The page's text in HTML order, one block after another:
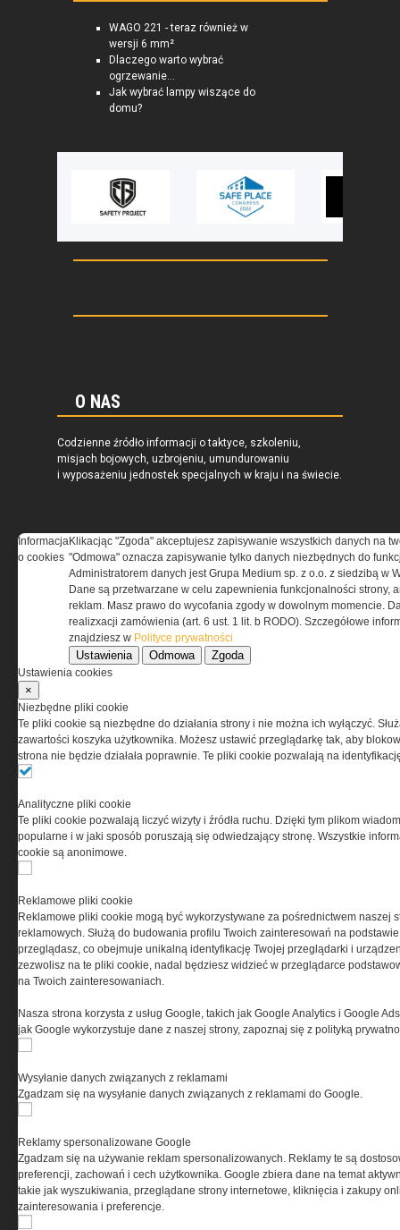
WAGO 221 - teraz również w
wersji 6 mm²
Dlaczego warto wybrać
ogrzewanie...
Jak wybrać lampy wiszące do
domu?
O NAS
Codzienne źródło informacji o taktyce, szkoleniu,
misjach bojowych, uzbrojeniu, umundurowaniu
i wyposażeniu jednostek specjalnych w kraju i na świecie.
REGULAMIN
Regulamin określa zasady korzystania z portalu
www.special-ops.pl
Korzystanie z portalu jest równoznaczne
przez Grupa MEDIUM Spółka z ograniczoną
odpowiedzialnością Spółka komandytowa, nr KRS:
0000537655, NIP 1132860378, REGON 146393437
(zwana dalej Grupa MEDIUM) w postaci Regulaminu.
Ta witryna wykorzystuje pliki cookies do przechowywania
informacji na Twoim komputerze. Pliki cookies stosujemy
w celu świadczenia usług na najwyższym poziomie,
w tym w sposób dostosowany do indywidualnych potrzeb.
cookies oznacza, że będą one zamieszczane w Twoim
urządzeniu końcowym. W każdym momencie możesz
dokonać zmiany ustawień przeglądarki dotyczących
serwisu prosimy o zapoznanie się z naszą
prywatności
oraz informacją o cookies
Informacja
o cookies
Klikacjąc "Zgoda" akceptujesz zapisywanie wszystkich danych na
"Odmowa" oznacza zapisywanie tylko danych niezbędnych do
Administratorem danych jest Grupa Medium sp. z o.o. z siedzibą w
Dane są przetwarzane w celu zapewnienia funkcjonalności strony,
reklam. Masz prawo do wycofania zgody w dowolnym momencie.
realizxacji zamówienia (art. 6 ust. 1 lit. b RODO). Szczegółowe
znajdziesz w Polityce prywatności
Ustawienia Odmowa Zgoda
Ustawienia cookies
×
Niezbędne pliki cookie
Te pliki cookie są niezbędne do działania strony i nie można ich wyłączyć.
zawartości koszyka użytkownika. Możesz ustawić przeglądarkę tak, aby
strona nie będzie działała poprawnie. Te pliki cookie pozwalają na
Analityczne pliki cookie
Te pliki cookie pozwalają liczyć wizyty i źródła ruchu. Dzięki tym plikom
popularne i w jaki sposób poruszają się odwiedzający stronę. Wszystkie
cookie są anonimowe.
Reklamowe pliki cookie
Reklamowe pliki cookie mogą być wykorzystywane za pośrednictwem naszej
reklamowych. Służą do budowania profilu Twoich zainteresowań na
przeglądasz, co obejmuje unikalną identyfikację Twojej przeglądarki i
zezwolisz na te pliki cookie, nadal będziesz widzieć w przeglądarce
na Twoich zainteresowaniach.
Nasza strona korzysta z usług Google, takich jak Google Analytics i Google
jak Google wykorzystuje dane z naszej strony, zapoznaj się z polityką
Wysyłanie danych związanych z reklamami
Zgadzam się na wysyłanie danych związanych z reklamami do Google.
Reklamy spersonalizowane Google
Zgadzam się na używanie reklam spersonalizowanych. Reklamy te są
preferencji, zachowań i cech użytkownika. Google zbiera dane na temat
takie jak wyszukiwania, przeglądane strony internetowe, kliknięcia i zakupy
zainteresowania i preferencje.